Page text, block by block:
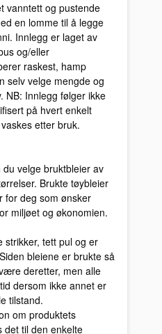
vanntett og pustende
en lomme til å legge
Innlegg er laget av
og/eller
raskest, hamp
selv velge mengde og
NB: Innlegg følger ikke
på hvert enkelt
etter bruk.
velge bruktbleier av
Brukte tøybleier
for deg som ønsker
miljøet og økonomien.
strikker, tett pul og er
bleiene er brukte så
deretter, men alle
dersom ikke annet er
tilstand.
om produktets
det til den enkelte